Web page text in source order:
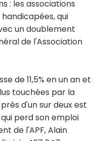
: les associations
qui
un doublement
de l'Association
de 11,5% en un an et
touchées par la
d'un sur deux est
perd son emploi
de l'APF, Alain